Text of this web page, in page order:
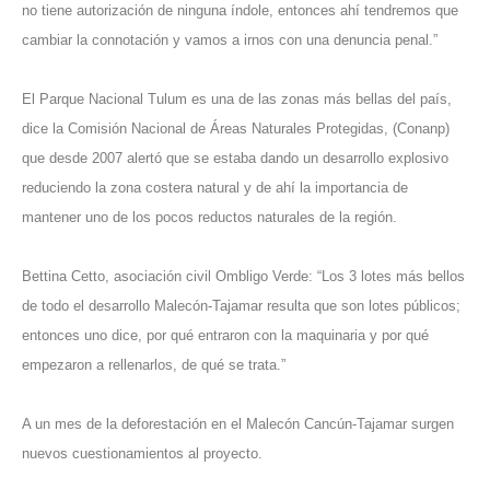
no tiene autorización de ninguna índole, entonces ahí tendremos que
cambiar la connotación y vamos a irnos con una denuncia penal.”
El Parque Nacional Tulum es una de las zonas más bellas del país,
dice la Comisión Nacional de Áreas Naturales Protegidas, (Conanp)
que desde 2007 alertó que se estaba dando un desarrollo explosivo
reduciendo la zona costera natural y de ahí la importancia de
mantener uno de los pocos reductos naturales de la región.
Bettina Cetto, asociación civil Ombligo Verde: “Los 3 lotes más bellos
de todo el desarrollo Malecón-Tajamar resulta que son lotes públicos;
entonces uno dice, por qué entraron con la maquinaria y por qué
empezaron a rellenarlos, de qué se trata.”
A un mes de la deforestación en el Malecón Cancún-Tajamar surgen
nuevos cuestionamientos al proyecto.